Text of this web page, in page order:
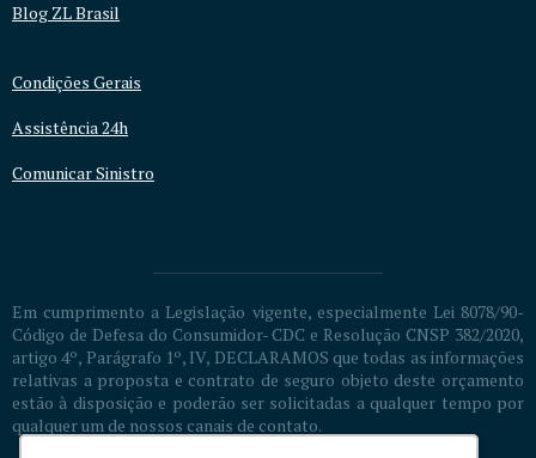
Blog ZL Brasil
Condições Gerais
Assistência 24h
Comunicar Sinistro
Em cumprimento a Legislação vigente, especialmente Lei 8078/90-
Código de Defesa do Consumidor- CDC e Resolução CNSP 382/2020,
artigo 4º, Parágrafo 1º, IV, DECLARAMOS que todas as informações
relativas a proposta e contrato de seguro objeto deste orçamento
estão à disposição e poderão ser solicitadas a qualquer tempo por
qualquer um de nossos canais de contato.